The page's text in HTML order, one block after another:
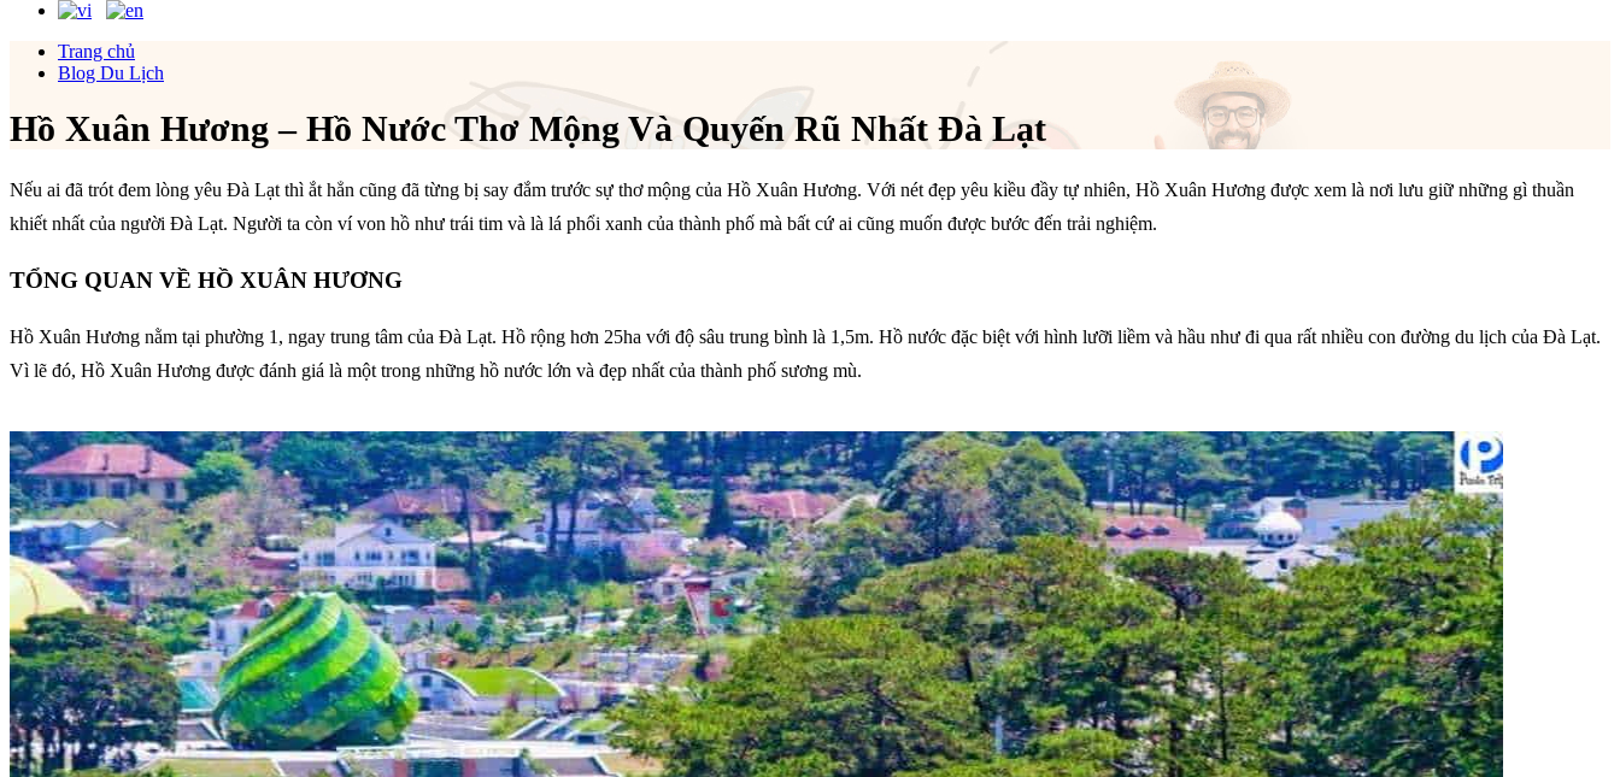
Trang chủ
Blog Du Lịch
Hồ Xuân Hương – Hồ Nước Thơ Mộng Và Quyến Rũ Nhất Đà Lạt
Nếu ai đã trót đem lòng yêu Đà Lạt thì ắt hẳn cũng đã từng bị say đắm trước sự thơ mộng của Hồ Xuân Hương. Với nét đẹp yêu kiều đầy tự nhiên, Hồ Xuân Hương được xem là nơi lưu giữ những gì thuần
khiết nhất của người Đà Lạt. Người ta còn ví von hồ như trái tim và là lá phổi xanh của thành phố mà bất cứ ai cũng muốn được bước đến trải nghiệm.
TỔNG QUAN VỀ HỒ XUÂN HƯƠNG
Hồ Xuân Hương nằm tại phường 1, ngay trung tâm của Đà Lạt. Hồ rộng hơn 25ha với độ sâu trung bình là 1,5m. Hồ nước đặc biệt với hình lưỡi liềm và hầu như đi qua rất nhiều con đường du lịch của Đà Lạt.
Vì lẽ đó, Hồ Xuân Hương được đánh giá là một trong những hồ nước lớn và đẹp nhất của thành phố sương mù.